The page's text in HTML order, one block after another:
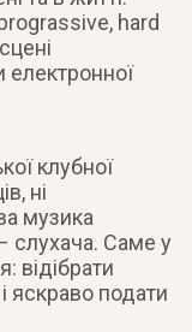
hard
електронної
клубної
ні
музика
слухача. Саме у
відібрати
яскраво подати